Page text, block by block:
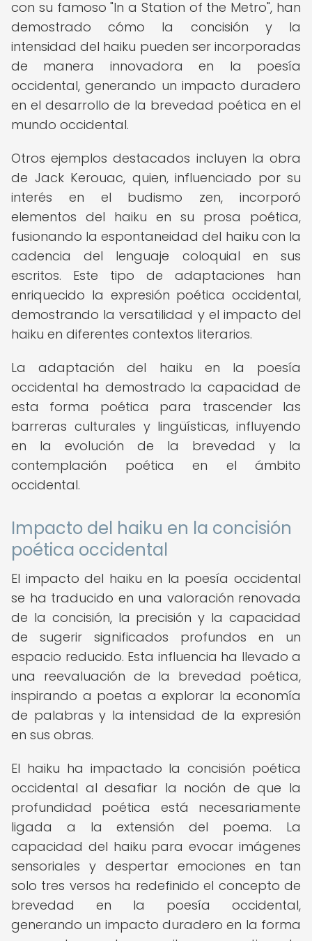
con su famoso "In a Station of the Metro", han
demostrado cómo la concisión y la
intensidad del haiku pueden ser incorporadas
de manera innovadora en la poesía
occidental, generando un impacto duradero
en el desarrollo de la brevedad poética en el
mundo occidental.
Otros ejemplos destacados incluyen la obra
de Jack Kerouac, quien, influenciado por su
interés en el budismo zen, incorporó
elementos del haiku en su prosa poética,
fusionando la espontaneidad del haiku con la
cadencia del lenguaje coloquial en sus
escritos. Este tipo de adaptaciones han
enriquecido la expresión poética occidental,
demostrando la versatilidad y el impacto del
haiku en diferentes contextos literarios.
La adaptación del haiku en la poesía
occidental ha demostrado la capacidad de
esta forma poética para trascender las
barreras culturales y lingüísticas, influyendo
en la evolución de la brevedad y la
contemplación poética en el ámbito
occidental.
Impacto del haiku en la concisión
poética occidental
El impacto del haiku en la poesía occidental
se ha traducido en una valoración renovada
de la concisión, la precisión y la capacidad
de sugerir significados profundos en un
espacio reducido. Esta influencia ha llevado a
una reevaluación de la brevedad poética,
inspirando a poetas a explorar la economía
de palabras y la intensidad de la expresión
en sus obras.
El haiku ha impactado la concisión poética
occidental al desafiar la noción de que la
profundidad poética está necesariamente
ligada a la extensión del poema. La
capacidad del haiku para evocar imágenes
sensoriales y despertar emociones en tan
solo tres versos ha redefinido el concepto de
brevedad en la poesía occidental,
generando un impacto duradero en la forma